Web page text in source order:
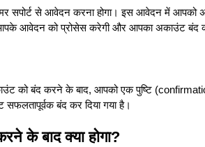
से आवेदन करना होगा। इस आवेदन में आपको
आपके आवेदन को प्रोसेस करेगी और आपका अकाउंट बंद
को बंद करने के बाद, आपको एक पुष्टि
बंद कर दिया गया है।
के बाद क्या होगा?